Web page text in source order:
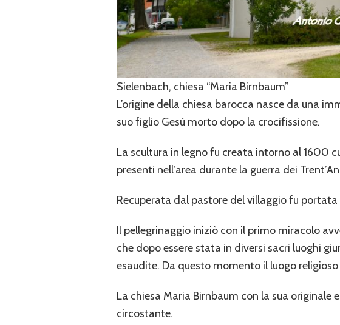
Sielenbach, chiesa “Maria Birnbaum”
L’origine della chiesa barocca nasce da una
suo figlio Gesù morto dopo la crocifissione.
La scultura in legno fu creata intorno al 1600
presenti nell’area durante la guerra dei
Recuperata dal pastore del villaggio fu
Il pellegrinaggio iniziò con il primo miracolo
che dopo essere stata in diversi sacri luoghi
esaudite. Da questo momento il luogo
La chiesa Maria Birnbaum con la sua
circostante.